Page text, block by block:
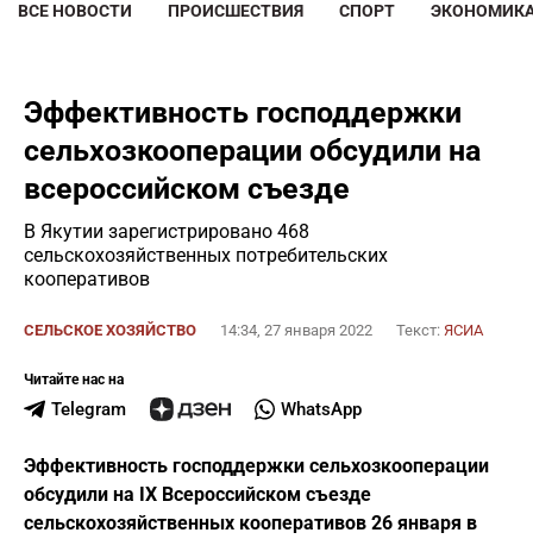
ВСЕ НОВОСТИ ПРОИСШЕСТВИЯ СПОРТ
Эффективность господдержки
сельхозкооперации обсудили на
всероссийском съезде
В Якутии зарегистрировано 468
сельскохозяйственных потребительских
кооперативов
СЕЛЬСКОЕ ХОЗЯЙСТВО 14:34, 27 января 2022 Текст: ЯСИА
Читайте нас на
Telegram WhatsApp
Эффективность господдержки сельхозкооперации
обсудили на IX Всероссийском съезде
сельскохозяйственных кооперативов 26 января в